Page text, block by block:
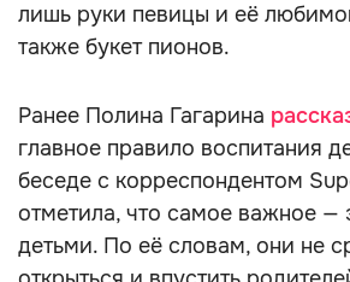
лишь руки певицы и её
также букет пионов.
Ранее Полина Гагарина
главное правило воспитания
беседе с корреспондентом
отметила, что самое важное —
детьми. По её словам, они не